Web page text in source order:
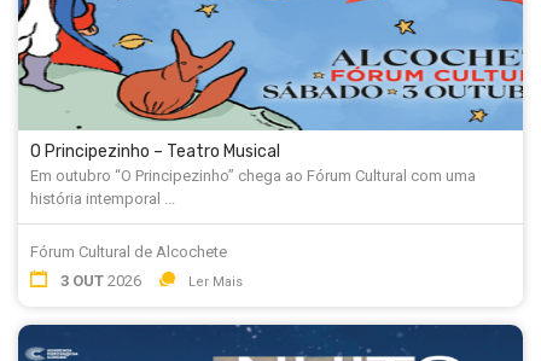
O Principezinho – Teatro Musical
Em outubro “O Principezinho” chega ao Fórum Cultural com uma
história intemporal ...
Fórum Cultural de Alcochete
3 OUT 2026 Ler Mais